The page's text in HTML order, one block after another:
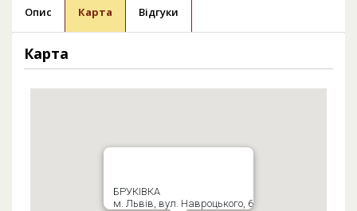
Опис Карта Відгуки
Карта
БРУКІВКА
м. Львів, вул. Навроцького, 6